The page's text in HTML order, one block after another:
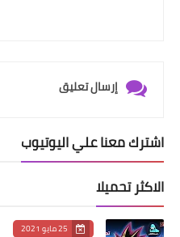
إرسال تعليق
اشترك معنا علي اليوتيوب
الاكثر تحميلا
25 مايو 2021